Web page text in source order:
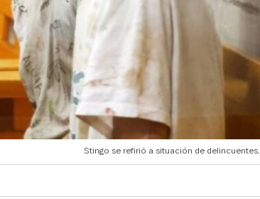
Stingo se refirió a situación de delincuentes.